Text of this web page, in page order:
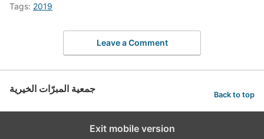
Tags: 2019
Leave a Comment
جمعية المبرّات الخيرية Back to top
Exit mobile version